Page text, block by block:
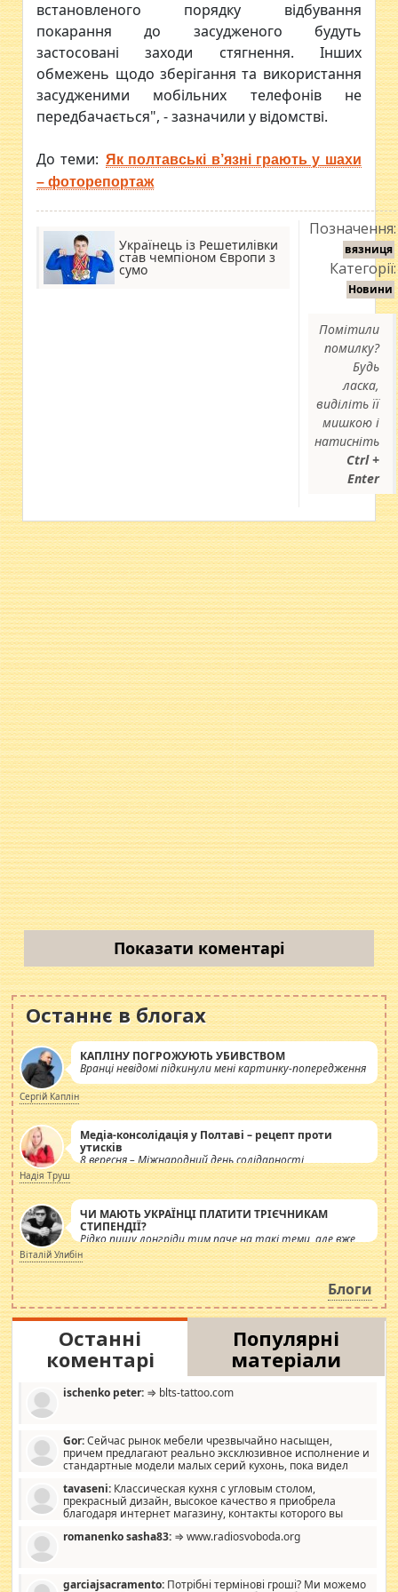
встановленого порядку відбування
покарання до засудженого будуть
застосовані заходи стягнення. Інших
обмежень щодо зберігання та використання
засудженими мобільних телефонів не
передбачається", - зазначили у відомстві.
До теми: Як полтавські в’язні грають у шахи
– фоторепортаж
Українець із Решетилівки
став чемпіоном Європи з
сумо
Позначення:
вязниця
Категорії:
Новини
Помітили
помилку?
Будь
ласка,
виділіть її
мишкою і
натисніть
Ctrl +
Enter
Показати коментарі
Останнє в блогах
КАПЛІНУ ПОГРОЖУЮТЬ УБИВСТВОМ
Вранці невідомі підкинули мені картинку-попередження
Сергій Каплін
Медіа-консолідація у Полтаві – рецепт проти
утисків
8 вересня – Міжнародний день солідарності
журналістів.
Надія Труш
ЧИ МАЮТЬ УКРАЇНЦІ ПЛАТИТИ ТРІЄЧНИКАМ
СТИПЕНДІЇ?
Рідко пишу лонгріди тим паче на такі теми, але вже
просто дістало! Обурюють сьогоднішні інсенуації
навколо стипендіального питання. Штучно
роздувається ще одна соціальна катастрофа.
Віталій Улибін
Блоги
Останні
коментарі
Популярні
матеріали
ischenko peter: ⇒ blts-tattoo.com
Gor:Сейчас рынок мебели чрезвычайно насыщен,
причем предлагают реально эксклюзивное исполнение и
стандартные модели малых серий кухонь, пока видел
стандартные формы, в MebelOk, креативненько и что главное -
со вкусом все в порядке, без ненужных наворотов удорожающих
мебель, а это не последний фактор.
tavaseni: Классическая кухня с угловым столом,
прекрасный дизайн, высокое качество я приобрела
благодаря интернет магазину, контакты которого вы
romanenko sasha83: ⇒ www.radiosvoboda.org
garciajsacramento: Потрібні термінові гроші? Ми можемо